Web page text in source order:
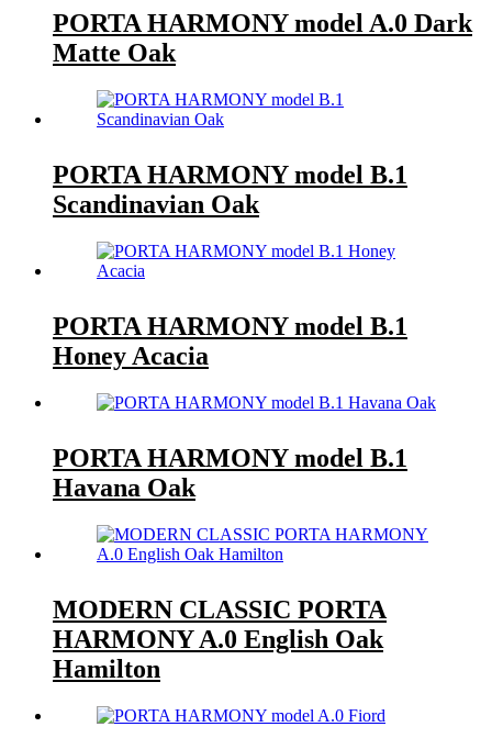
PORTA HARMONY model A.0 Dark
Matte Oak
PORTA HARMONY model B.1
Scandinavian Oak
PORTA HARMONY model B.1
Honey Acacia
PORTA HARMONY model B.1
Havana Oak
MODERN CLASSIC PORTA
HARMONY A.0 English Oak
Hamilton